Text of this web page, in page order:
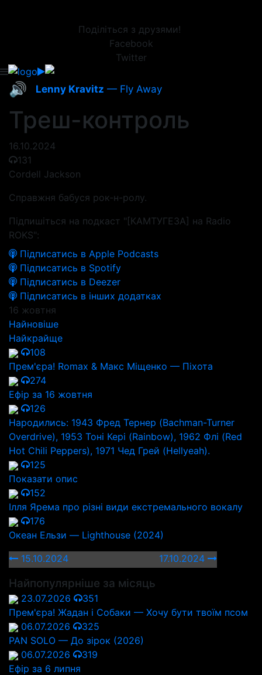
Поділіться з друзями!
Facebook
Twitter
🔊 Lenny Kravitz — Fly Away
Треш-контроль
16.10.2024
131
Cordell Jackson
Справжня бабуся рок-н-ролу.
Підпишіться на подкаст "[КАМТУГЕЗА] на Radio
ROKS":
Підписатись в Apple Podcasts
Підписатись в Spotify
Підписатись в Deezer
Підписатись в інших додатках
16 жовтня
Найновіше
Найкрайще
108
Прем'єра! Romax & Макс Міщенко — Піхота
274
Ефір за 16 жовтня
126
Народились: 1943 Фред Тернер (Bachman-Turner
Overdrive), 1953 Тоні Кері (Rainbow), 1962 Флі (Red
Hot Chili Peppers), 1971 Чед Грей (Hellyeah).
125
Показати опис
152
Ілля Ярема про різні види екстремального вокалу
176
Океан Ельзи — Lighthouse (2024)
15.10.2024
17.10.2024
Найпопулярніше за місяць
23.07.2026
351
Прем'єра! Жадан і Собаки — Хочу бути твоїм псом
06.07.2026
325
PAN SOLO — До зірок (2026)
06.07.2026
319
Ефір за 6 липня